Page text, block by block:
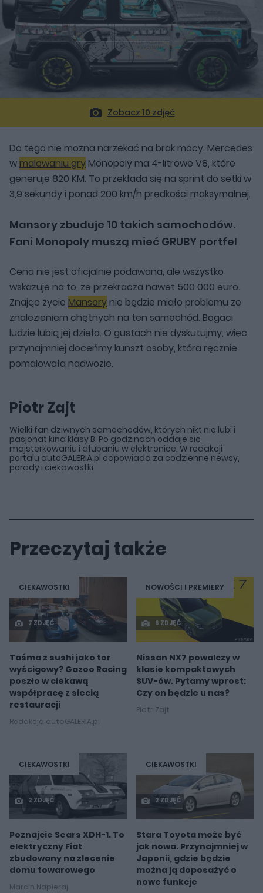
Zobacz 10 zdjęć
Do tego nie można narzekać na brak mocy. Mercedes
w malowaniu gry Monopoly ma 4-litrowe V8, które
generuje 820 KM. To przekłada się na sprint do setki w
3,9 sekundy i ponad 200 km/h prędkości maksymalnej.
Mansory zbuduje 10 takich samochodów.
Fani Monopoly muszą mieć GRUBY portfel
Cena nie jest oficjalnie podawana, ale wszystko
wskazuje na to, że przekracza nawet 500 000 euro.
Znając życie Mansory nie będzie miało problemu ze
znalezieniem chętnych na ten samochód. Bogaci
ludzie lubią jej dzieła. O gustach nie dyskutujmy, więc
przynajmniej doceńmy kunszt osoby, która ręcznie
pomalowała nadwozie.
Piotr Zajt
Wielki fan dziwnych samochodów, których nikt nie lubi i
pasjonat kina klasy B. Po godzinach oddaje się
majsterkowaniu i dłubaniu w elektronice. W redakcji
portalu autoGALERIA.pl odpowiada za codzienne newsy,
porady i ciekawostki
Przeczytaj także
CIEKAWOSTKI
7 ZDJĘĆ
Taśma z sushi jako tor
wyścigowy? Gazoo Racing
poszło w ciekawą
współpracę z siecią
restauracji
Redakcja autoGALERIA.pl
NOWOŚCI I PREMIERY
6 ZDJĘĆ
Nissan NX7 powalczy w
klasie kompaktowych
SUV-ów. Pytamy wprost:
Czy on będzie u nas?
Piotr Zajt
CIEKAWOSTKI
2 ZDJĘĆ
Poznajcie Sears XDH-1. To
elektryczny Fiat
zbudowany na zlecenie
domu towarowego
Marcin Napieraj
CIEKAWOSTKI
2 ZDJĘĆ
Stara Toyota może być
jak nowa. Przynajmniej w
Japonii, gdzie będzie
można ją doposażyć o
nowe funkcje